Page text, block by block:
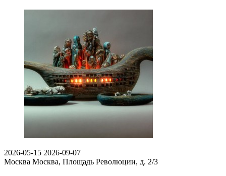
2026-05-15 2026-09-07
Москва Москва, Площадь Революции, д. 2/3